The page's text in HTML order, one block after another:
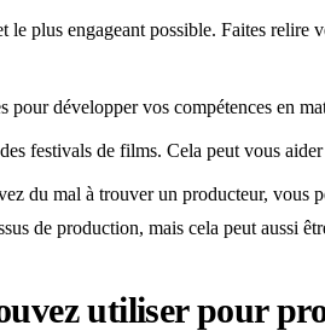
plus engageant possible. Faites
développer vos compétences en
festivals de films. Cela peut vous
du mal à trouver un producteur,
de production, mais cela peut aussi
utiliser pour